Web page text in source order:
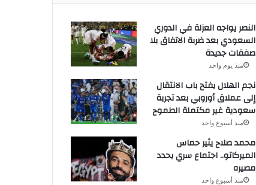
النصر يواجه العزلة في الدوري
السعودي بعد ضربة الاتفاق بلا
صفقات جديدة
منذ يوم واحد
نجم الهلال يفتح باب الانتقال
إلى عملاق أوروبي بعد تجربة
سعودية غير مكتملة الطموح
منذ أسبوع واحد
محمد صلاح يثير حماس
الميركاتو.. اجتماع سري يحدد
مصيره
منذ أسبوع واحد